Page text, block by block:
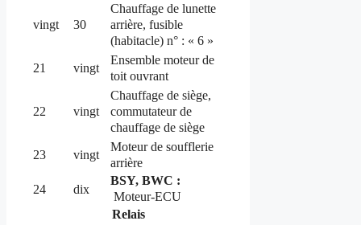
vingt 30
Chauffage de lunette
arrière, fusible
(habitacle) n° : « 6 »
21 vingt
Ensemble moteur de
toit ouvrant
22 vingt
Chauffage de siège,
commutateur de
chauffage de siège
23 vingt
Moteur de soufflerie
arrière
24
dix
BSY, BWC :
Moteur-ECU
Relais